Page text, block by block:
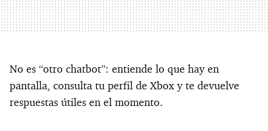
No es “otro chatbot”: entiende lo que hay en
pantalla, consulta tu perfil de Xbox y te devuelve
respuestas útiles en el momento.